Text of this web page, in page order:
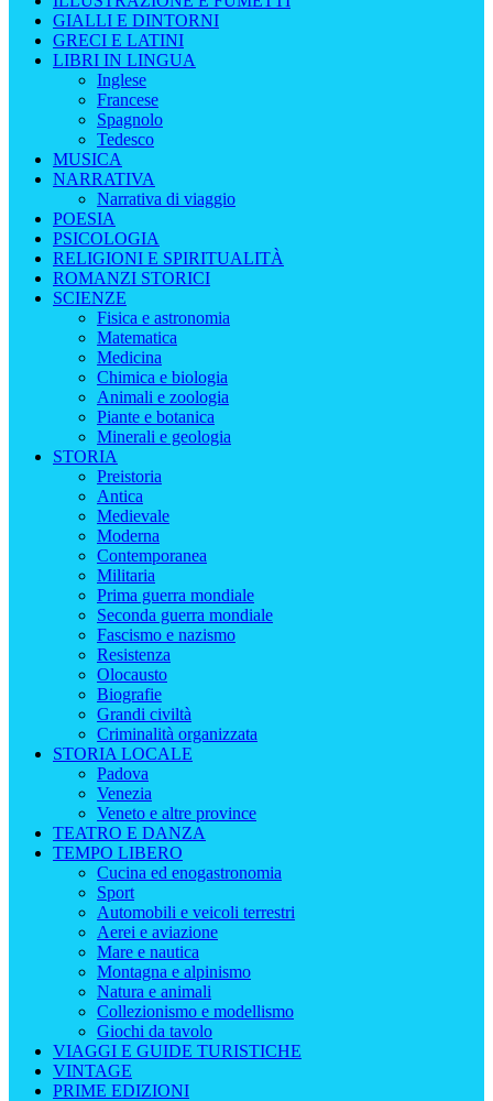
GIALLI E DINTORNI
GRECI E LATINI
LIBRI IN LINGUA
Inglese
Francese
Spagnolo
Tedesco
MUSICA
NARRATIVA
Narrativa di viaggio
POESIA
PSICOLOGIA
RELIGIONI E SPIRITUALITÀ
ROMANZI STORICI
SCIENZE
Fisica e astronomia
Matematica
Medicina
Chimica e biologia
Animali e zoologia
Piante e botanica
Minerali e geologia
STORIA
Preistoria
Antica
Medievale
Moderna
Contemporanea
Militaria
Prima guerra mondiale
Seconda guerra mondiale
Fascismo e nazismo
Resistenza
Olocausto
Biografie
Grandi civiltà
Criminalità organizzata
STORIA LOCALE
Padova
Venezia
Veneto e altre province
TEATRO E DANZA
TEMPO LIBERO
Cucina ed enogastronomia
Sport
Automobili e veicoli terrestri
Aerei e aviazione
Mare e nautica
Montagna e alpinismo
Natura e animali
Collezionismo e modellismo
Giochi da tavolo
VIAGGI E GUIDE TURISTICHE
VINTAGE
PRIME EDIZIONI